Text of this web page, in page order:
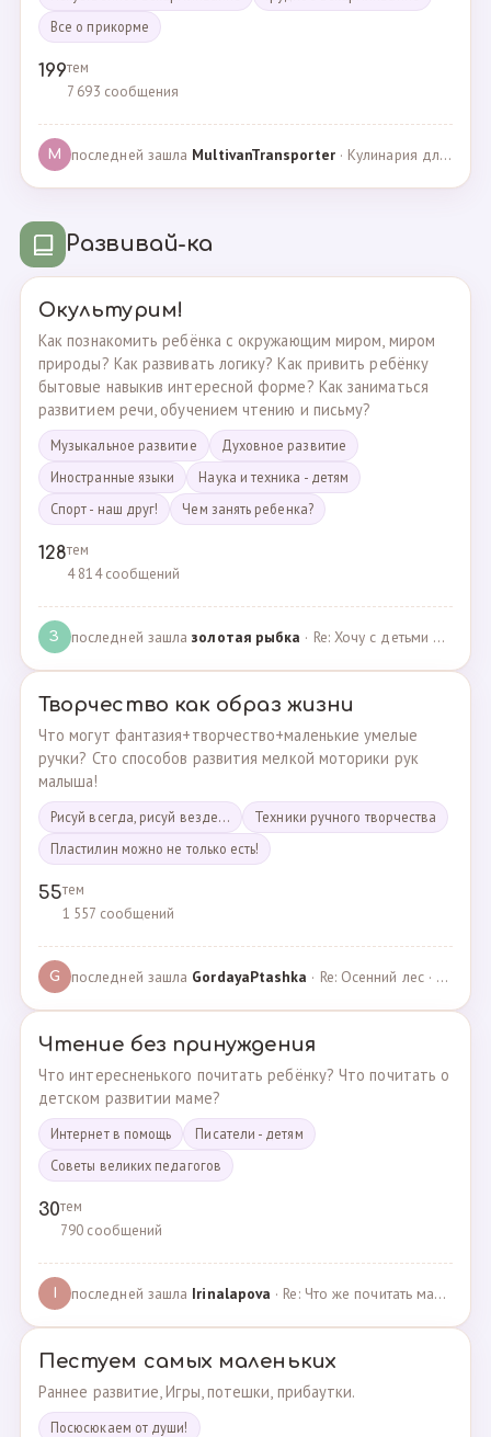
Все о прикорме
199тем
7 693 сообщения
M последней зашла MultivanTransporter· Кулинария для более старших · 24.10.2024
Развивай-ка
Окультурим!
Как познакомить ребёнка с окружающим миром, миром
природы? Как развивать логику? Как привить ребёнку
бытовые навыкив интересной форме? Как заниматься
развитием речи, обучением чтению и письму?
Музыкальное развитие
Духовное развитие
Иностранные языки
Наука и техника - детям
Спорт - наш друг!
Чем занять ребенка?
128тем
4 814 сообщений
З последней зашлазолотая рыбка · Re: Хочу с детьми поехать на следующей неделе в Сан… · 19.05.2024
Творчество как образ жизни
Что могут фантазия+творчество+маленькие умелые
ручки? Сто способов развития мелкой моторики рук
малыша!
Рисуй всегда, рисуй везде...
Техники ручного творчества
Пластилин можно не только есть!
55тем
1 557 сообщений
G последней зашла GordayaPtashka · Re: Осенний лес · 05.05.2022
Чтение без принуждения
Что интересненького почитать ребёнку? Что почитать о
детском развитии маме?
Интернет в помощь
Писатели - детям
Советы великих педагогов
30тем
790 сообщений
последней зашла Irinalapova · Re: Что же почитать маме о правильном воспитании ре? · 23.02.2025
Пестуем самых маленьких
Раннее развитие, Игры, потешки, прибаутки.
Посюсюкаем от души!